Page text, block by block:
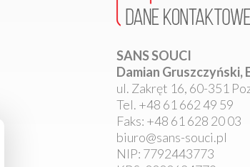
SANS SOUCI
Damian Gruszczyński,
ul. Zakręt 16, 60-351
Tel. +48 61 662 49 59
Faks: +48 61 628 20 03
biuro@sans-souci.pl
NIP: 7792443773